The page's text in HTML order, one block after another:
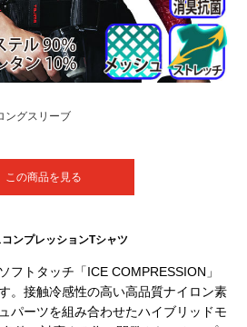
ングスリーブ
この商品を見る
ンプレッションTシャツ
フトタッチ「ICE COMPRESSION」
。接触冷感性の高い高品質ナイロン素
パーツを組み合わせたハイブリッドモ